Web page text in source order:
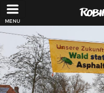
Direkt zum Inhalt